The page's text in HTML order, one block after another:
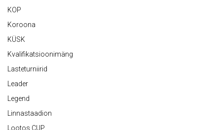
KOP
Koroona
KÜSK
Kvalifikatsioonimäng
Lasteturniirid
Leader
Legend
Linnastaadion
Lootos CUP